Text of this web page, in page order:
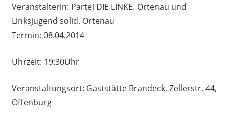
Veranstalterin: Partei DIE LINKE. Ortenau und
Linksjugend solid. Ortenau
Termin: 08.04.2014
Uhrzeit: 19:30Uhr
Veranstaltungsort: Gaststätte Brandeck, Zellerstr. 44,
Offenburg